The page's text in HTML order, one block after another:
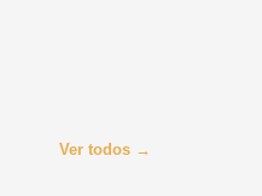
Ver todos →